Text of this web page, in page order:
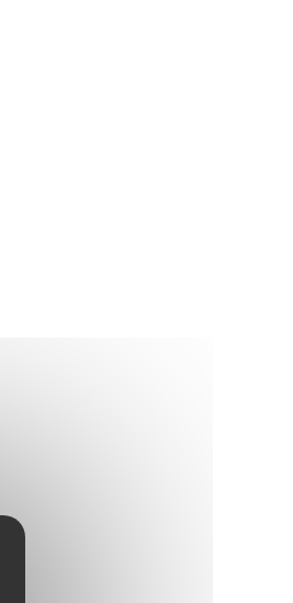
Masquer le bandeau des cookies